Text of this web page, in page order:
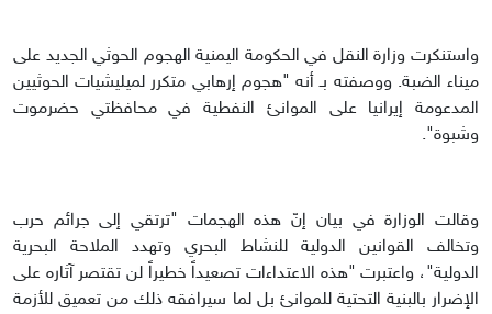
واستنكرت وزارة النقل في الحكومة اليمنية الهجوم الحوثي الجديد على
ميناء الضبة. ووصفته بـ أنه "هجوم إرهابي متكرر لميليشيات الحوثيين
المدعومة إيرانيا على الموانئ النفطية في محافظتي حضرموت
وشبوة".
وقالت الوزارة في بيان إنّ هذه الهجمات "ترتقي إلى جرائم حرب
وتخالف القوانين الدولية للنشاط البحري وتهدد الملاحة البحرية
الدولية"، واعتبرت "هذه الاعتداءات تصعيداً خطيراً لن تقتصر آثاره على
الإضرار بالبنية التحتية للموانئ بل لما سيرافقه ذلك من تعميق للأزمة